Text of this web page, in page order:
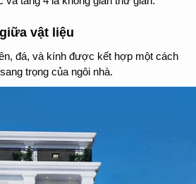
vật liệu
đá, và kính được kết hợp một cách
trọng của ngôi nhà.